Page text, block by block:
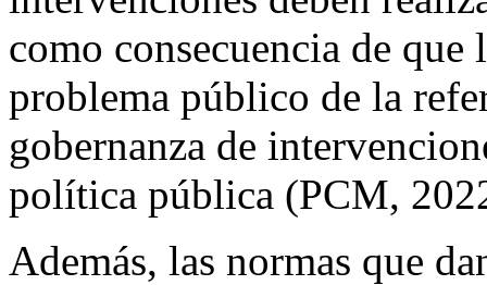
como consecuencia de que
problema público de la
gobernanza de
política pública (PCM,
Además, las normas que